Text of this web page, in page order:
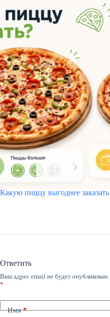
Какую пиццу выгоднее заказать
Ответить
Ваш адрес email не будет опубликован.
*
Имя*